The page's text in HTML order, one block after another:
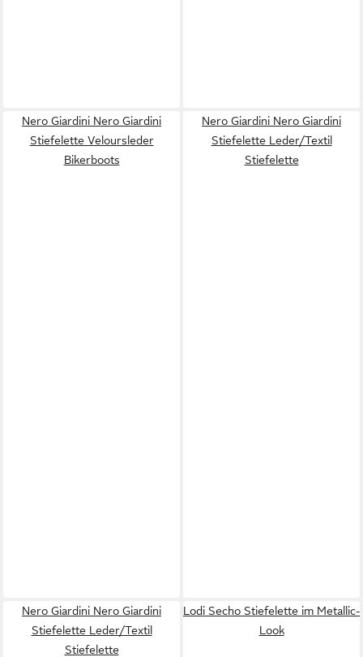
Nero Giardini Nero Giardini
Stiefelette Veloursleder
Bikerboots
Nero Giardini Nero Giardini
Stiefelette Leder/Textil
Stiefelette
Nero Giardini Nero Giardini
Stiefelette Leder/Textil
Stiefelette
Lodi Secho Stiefelette im Metallic-
Look